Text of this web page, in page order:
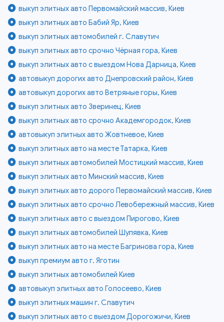
выкуп элитных авто Первомайский массив, Киев
выкуп элитных авто Бабий Яр, Киев
выкуп элитных автомобилей г. Славутич
выкуп элитных авто срочно Чёрная гора, Киев
выкуп элитных авто с выездом Нова Дарница, Киев
автовыкуп дорогих авто Днепровский район, Киев
автовыкуп дорогих авто Ветряные горы, Киев
выкуп элитных авто Зверинец, Киев
выкуп элитных авто срочно Академгородок, Киев
автовыкуп элитных авто Жовтневое, Киев
выкуп элитных авто на месте Татарка, Киев
выкуп элитных автомобилей Мостицкий массив, Киев
выкуп элитных авто Минский массив, Киев
выкуп элитных авто дорого Первомайский массив, Киев
выкуп элитных авто срочно Левобережный массив, Киев
выкуп элитных авто с выездом Пирогово, Киев
выкуп элитных автомобилей Шулявка, Киев
выкуп элитных авто на месте Багринова гора, Киев
выкуп премиум авто г. Яготин
выкуп элитных автомобилей Киев
автовыкуп элитных авто Голосеево, Киев
выкуп элитных машин г. Славутич
выкуп элитных авто с выездом Дорогожичи, Киев